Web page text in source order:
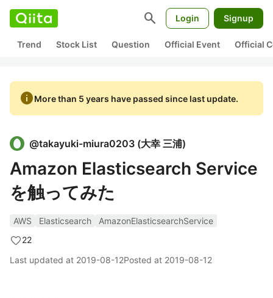
search Login Signup
Trend Stock List Question Official Event Official
infoMore than 5 years have passed since last update.
@takayuki-miura0203 (大幸 三浦)
Amazon Elasticsearch Service
を触ってみた
AWS Elasticsearch
AmazonElasticsearchService
22
Last updated at 2019-08-12Posted at 2019-08-12